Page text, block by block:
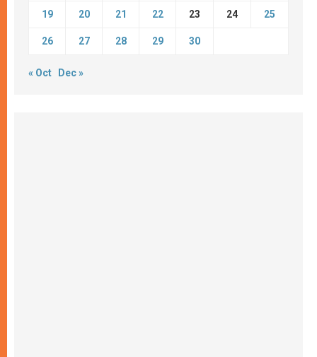
19 20 21 22 23 24 25
26 27 28 29 30
« Oct Dec »